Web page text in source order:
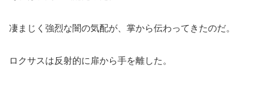
凄まじく強烈な闇の気配が、掌から伝わってきたのだ。
ロクサスは反射的に扉から手を離した。